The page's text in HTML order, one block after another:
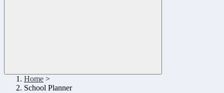
Home >
School Planner